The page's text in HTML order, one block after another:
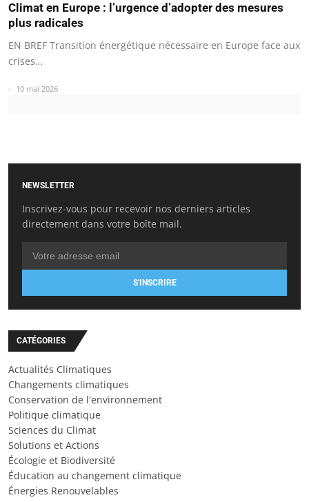
Climat en Europe : l’urgence d’adopter des mesures
plus radicales
EN BREF Transition énergétique nécessaire en Europe face aux
crises…
10 mai 2026
NEWSLETTER
Inscrivez-vous pour recevoir nos derniers articles
directement dans votre boîte mail.
S'INSCRIRE
CATÉGORIES
Actualités Climatiques
Changements climatiques
Conservation de l'environnement
Politique climatique
Sciences du Climat
Solutions et Actions
Écologie et Biodiversité
Éducation au changement climatique
Énergies Renouvelables